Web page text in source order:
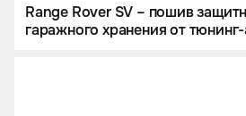
Range Rover SV – пошив
гаражного хранения от